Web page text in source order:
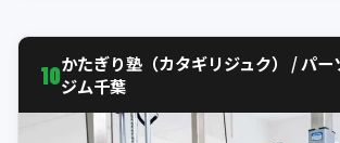
10かたぎり塾（カタギリジュク） / パー
ジム千葉